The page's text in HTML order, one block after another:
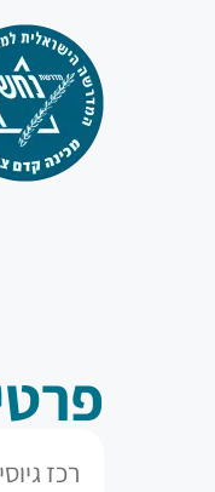
רכז